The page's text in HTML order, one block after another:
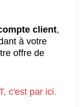
client,
à votre
offre de
c'est par ici.